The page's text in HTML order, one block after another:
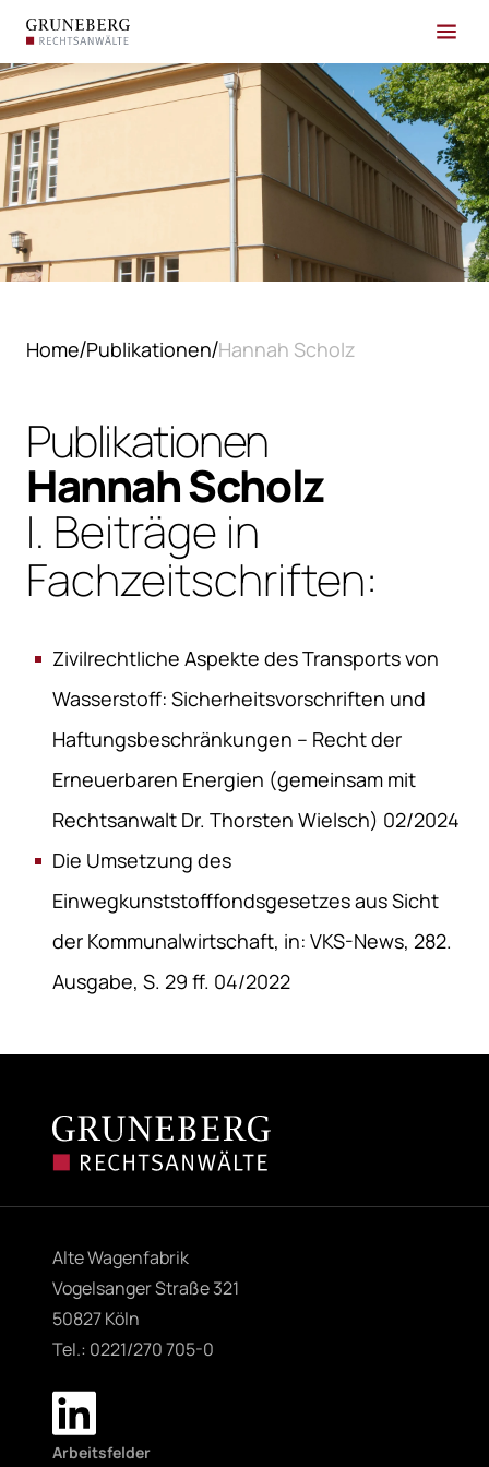
Home Publikationen Hannah Scholz
Publikationen
Hannah Scholz
I. Beiträge in
Fachzeitschriften:
Zivilrechtliche Aspekte des Transports von
Wasserstoff: Sicherheitsvorschriften und
Haftungsbeschränkungen – Recht der
Erneuerbaren Energien (gemeinsam mit
Rechtsanwalt Dr. Thorsten Wielsch) 02/2024
Die Umsetzung des
Einwegkunststofffondsgesetzes aus Sicht
der Kommunalwirtschaft, in: VKS-News, 282.
Ausgabe, S. 29 ff. 04/2022
Alte Wagenfabrik
Vogelsanger Straße 321
50827 Köln
Tel.: 0221/270 705-0
Arbeitsfelder